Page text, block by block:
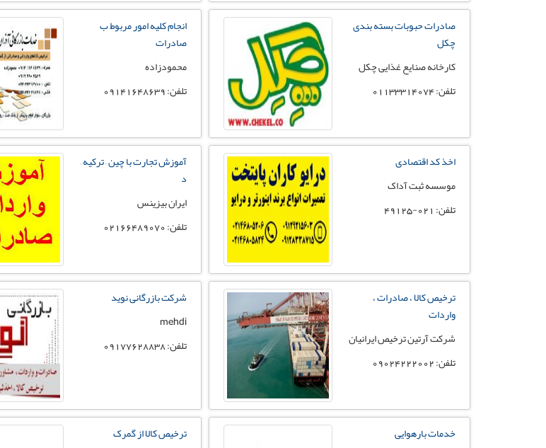
صادرات حبوبات بسته بندی
چکل
کارخانه صنایع غذایی چکل
تلفن: 01133314074
انجام کلیه امور مربوط ب
صادرات
محمودزاده
تلفن: 09141648639
اخذ کد اقتصادی
موسسه ثبت آداک
تلفن: 021-49125
آموزش تجارت با چین – ترکیه –
د
ایران بیزینس
تلفن: 02166489070
ترخیص کالا ، صادرات ،
واردات
شرکت آرتین ترخیص ایرانیان
تلفن: 09024222002
شرکت بازرگانی نوید
mehdi
تلفن: 09177628838
خدمات بارهوایی
ترخیص کالا از گمرک